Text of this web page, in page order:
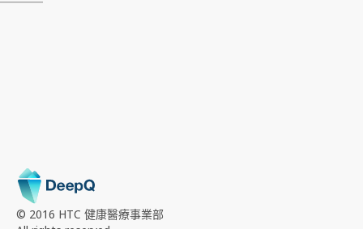
© 2016 HTC 健康醫療事業部